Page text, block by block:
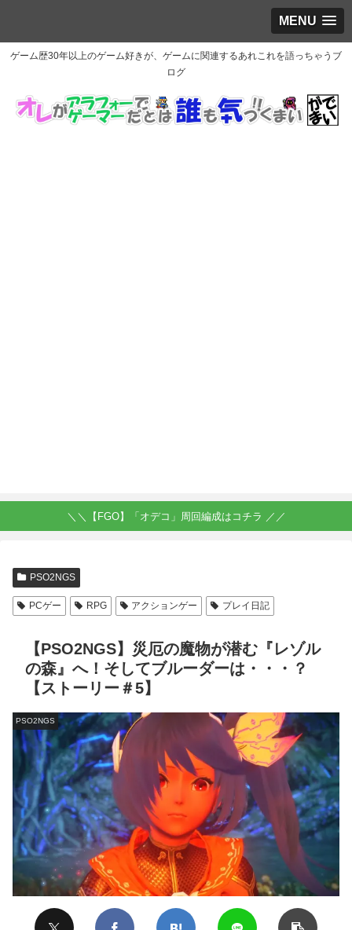
MENU
ゲーム歴30年以上のゲーム好きが、ゲームに関連するあれこれを語っちゃうブ
ログ
＼＼【FGO】「オデコ」周回編成はコチラ ／／
PSO2NGS
PCゲー RPG アクションゲー プレイ日記
【PSO2NGS】災厄の魔物が潜む『レゾル
の森』へ！そしてブルーダーは・・・？
【ストーリー＃5】
PSO2NGS